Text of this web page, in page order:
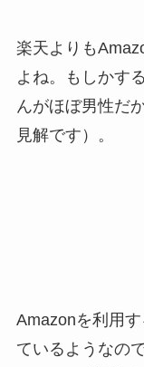
楽天よりも
よね。もしかす
んがほぼ男性だ
見解です）。
Amazonを利用
ているようなの